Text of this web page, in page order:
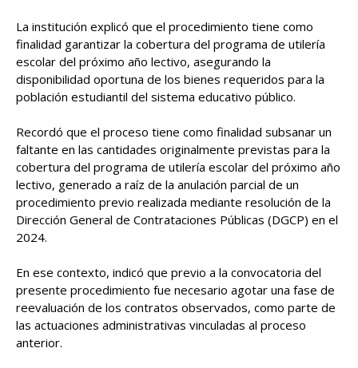
La institución explicó que el procedimiento tiene como
finalidad garantizar la cobertura del programa de utilería
escolar del próximo año lectivo, asegurando la
disponibilidad oportuna de los bienes requeridos para la
población estudiantil del sistema educativo público.
Recordó que el proceso tiene como finalidad subsanar un
faltante en las cantidades originalmente previstas para la
cobertura del programa de utilería escolar del próximo año
lectivo, generado a raíz de la anulación parcial de un
procedimiento previo realizada mediante resolución de la
Dirección General de Contrataciones Públicas (DGCP) en el
2024.
En ese contexto, indicó que previo a la convocatoria del
presente procedimiento fue necesario agotar una fase de
reevaluación de los contratos observados, como parte de
las actuaciones administrativas vinculadas al proceso
anterior.